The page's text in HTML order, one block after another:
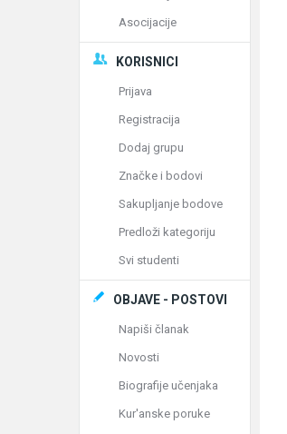
Asocijacije
KORISNICI
Prijava
Registracija
Dodaj grupu
Značke i bodovi
Sakupljanje bodove
Predloži kategoriju
Svi studenti
OBJAVE - POSTOVI
Napiši članak
Novosti
Biografije učenjaka
Kur'anske poruke